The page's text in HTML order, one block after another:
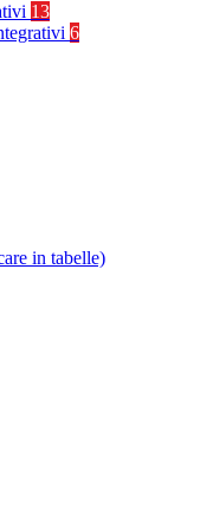
13
6
in tabelle)